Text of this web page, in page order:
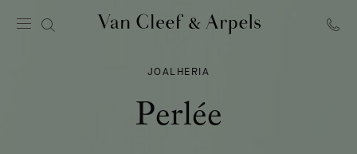
Van
&
Arpels
JOALHERIA
Perlée